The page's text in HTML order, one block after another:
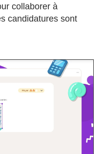
collaborer à
candidatures sont